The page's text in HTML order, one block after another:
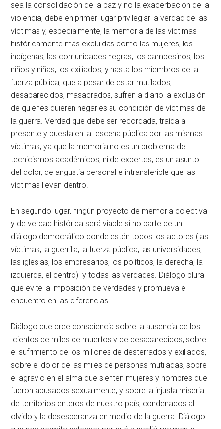
sea la consolidación de la paz y no la exacerbación de la
violencia, debe en primer lugar privilegiar la verdad de las
víctimas y, especialmente, la memoria de las víctimas
históricamente más excluidas como las mujeres, los
indígenas, las comunidades negras, los campesinos, los
niños y niñas, los exiliados, y hasta los miembros de la
fuerza pública, que a pesar de estar mutilados,
desaparecidos, masacrados, sufren a diario la exclusión
de quienes quieren negarles su condición de víctimas de
la guerra. Verdad que debe ser recordada, traída al
presente y puesta en la escena pública por las mismas
víctimas, ya que la memoria no es un problema de
tecnicismos académicos, ni de expertos, es un asunto
del dolor, de angustia personal e intransferible que las
víctimas llevan dentro.
En segundo lugar, ningún proyecto de memoria colectiva
y de verdad histórica será viable si no parte de un
diálogo democrático donde estén todos los actores (las
víctimas, la guerrilla, la fuerza pública, las universidades,
las iglesias, los empresarios, los políticos, la derecha, la
izquierda, el centro) y todas las verdades. Diálogo plural
que evite la imposición de verdades y promueva el
encuentro en las diferencias.
Diálogo que cree consciencia sobre la ausencia de los
cientos de miles de muertos y de desaparecidos, sobre
el sufrimiento de los millones de desterrados y exiliados,
sobre el dolor de las miles de personas mutiladas, sobre
el agravio en el alma que sienten mujeres y hombres que
fueron abusados sexualmente, y sobre la injusta miseria
de territorios enteros de nuestro país, condenados al
olvido y la desesperanza en medio de la guerra. Diálogo